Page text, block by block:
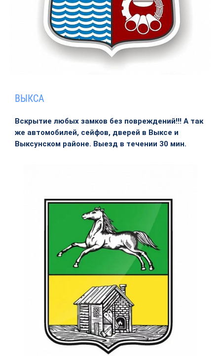
ВЫКСА
Вскрытие любых замков без повреждений!!! А так
же автомобилей, сейфов, дверей в Выксе и
Выксунском районе. Выезд в течении 30 мин.